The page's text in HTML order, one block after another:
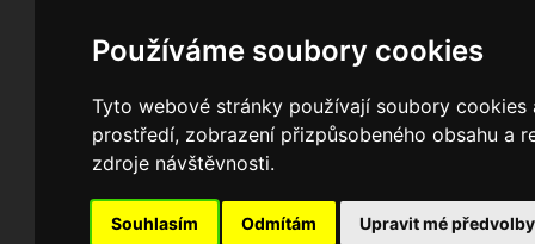
Používáme soubory cookies
Tyto webové stránky používají soubory
prostředí, zobrazení přizpůsobeného obsahu a
zdroje návštěvnosti.
Souhlasím Odmítám Upravit mé předvolby
Domů Kontakty Přihlášení Ke
Pracoviště laser
Nové pracoviště firmy
E-shop JOKR
01113400